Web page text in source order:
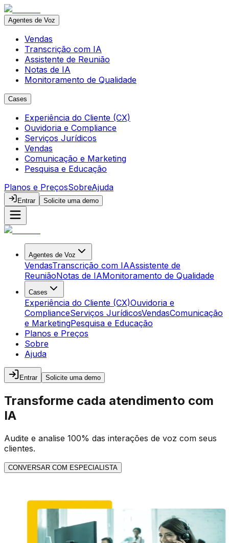
Agentes de Voz
Vendas
Transcrição com IA
Assistente de Reunião
Notas de IA
Monitoramento de Qualidade
Cases
Experiência do Cliente (CX)
Ouvidoria e Compliance
Serviços Jurídicos
Vendas
Comunicação e Marketing
Pesquisa e Educação
Planos e PreçosSobreAjuda
Entrar Solicite uma demo
Agentes de Voz
VendasTranscrição com IAAssistente de
ReuniãoNotas de IAMonitoramento de Qualidade
Cases
Experiência do Cliente (CX)Ouvidoria e
ComplianceServiços JurídicosVendasComunicação
e MarketingPesquisa e Educação
Planos e Preços
Sobre
Ajuda
Entrar Solicite uma demo
Transforme cada atendimento com
IA
Audite e analise 100% das interações de voz com seus
clientes.
CONVERSAR COM ESPECIALISTA